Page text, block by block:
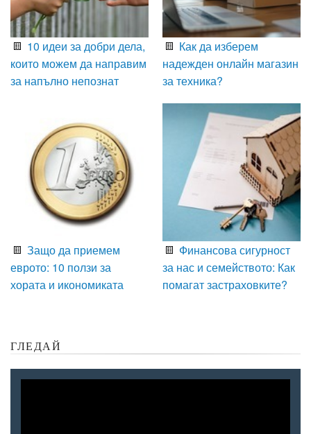
10 идеи за добри дела,
които можем да направим
за напълно непознат
Как да изберем
надежден онлайн магазин
за техника?
Защо да приемем
еврото: 10 ползи за
хората и икономиката
Финансова сигурност
за нас и семейството: Как
помагат застраховките?
ГЛЕДАЙ